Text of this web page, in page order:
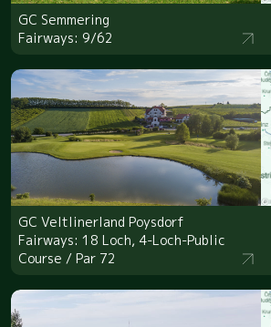
GC Semmering
Fairways: 9/62
GC Veltlinerland Poysdorf
Fairways: 18 Loch, 4-Loch-Public
Course / Par 72